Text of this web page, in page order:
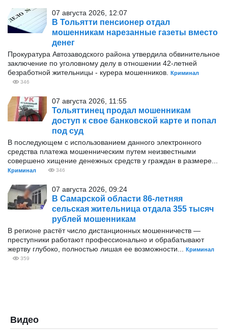
07 августа 2026, 12:07
В Тольятти пенсионер отдал
мошенникам нарезанные газеты вместо
денег
Прокуратура Автозаводского района утвердила обвинительное
заключение по уголовному делу в отношении 42-летней
безработной жительницы - курера мошенников.
Криминал
346
07 августа 2026, 11:55
Тольяттинец продал мошенникам
доступ к свое банковской карте и попал
под суд
В последующем с использованием данного электронного
средства платежа мошенническим путем неизвестными
совершено хищение денежных средств у граждан в размере...
Криминал 346
07 августа 2026, 09:24
В Самарской области 86-летняя
сельская жительница отдала 355 тысяч
рублей мошенникам
В регионе растёт число дистанционных мошенничеств —
преступники работают профессионально и обрабатывают
жертву глубоко, полностью лишая ее возможности...
Криминал
359
Видео